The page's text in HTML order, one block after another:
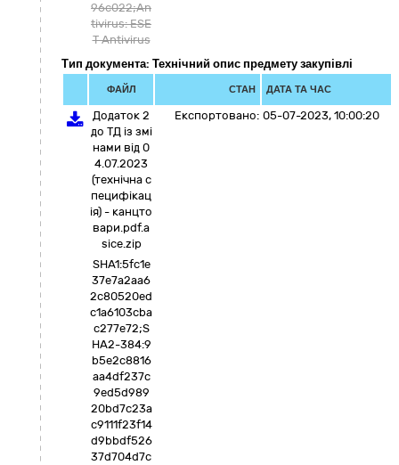
96c022;An
tivirus: ESE
T Antivirus
Тип документа: Технічний опис предмету закупівлі
ФАЙЛ СТАН ДАТА ТА ЧАС
Додаток 2
до ТД із змі
нами від 0
4.07.2023
(технічна с
пецифікац
ія) - канцто
вари.pdf.a
sice.zip
SHA1:5fc1e
37e7a2aa6
2c80520ed
c1a6103cba
c277e72;S
HA2-384:9
b5e2c8816
aa4df237c
9ed5d989
20bd7c23a
c9111f23f14
d9bbdf526
37d704d7c
Експортовано: 05-07-2023, 10:00:20